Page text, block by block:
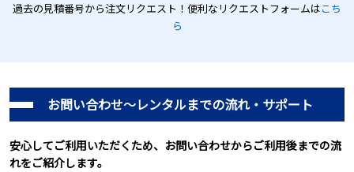
過去の見積番号から注文リクエスト！便利なリクエストフォームはこち
ら
お問い合わせ～レンタルまでの流れ・サポート
安心してご利用いただくため、お問い合わせからご利用後までの流
れをご紹介します。